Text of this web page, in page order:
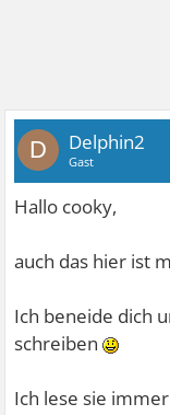
D Delphin2
Gast
Hallo cooky,
auch das hier ist
Ich beneide dich
schreiben
Ich lese sie